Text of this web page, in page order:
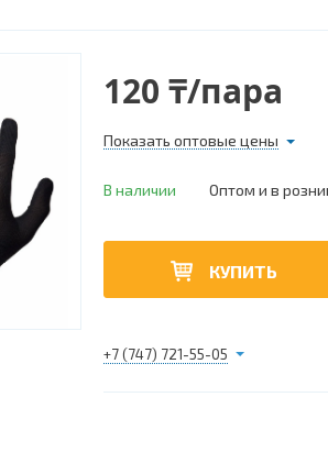
120 ₸/пара
Показать оптовые цены
В наличии Оптом и в
КУПИТЬ
+7 (747) 721-55-05